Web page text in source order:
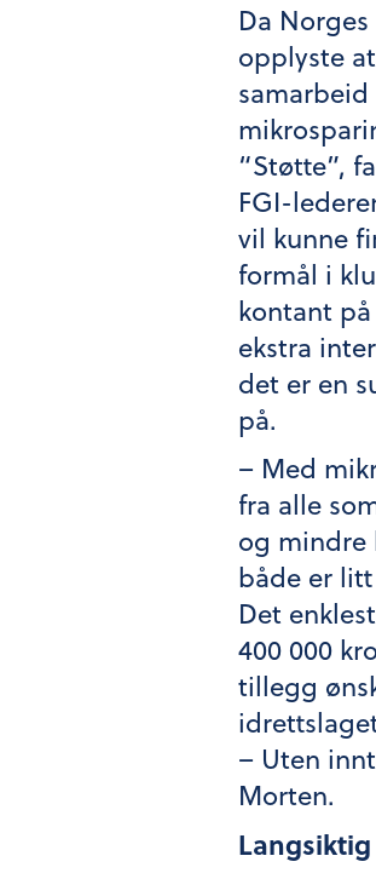
Da
opplyste
samarbeid
“Støtte”,
FGI-
vil kunne
formål i
kontant
ekstra
det er en
på.
– Med
fra alle
og mindre
både er
Det
400 000
tillegg
– Uten
Morten.